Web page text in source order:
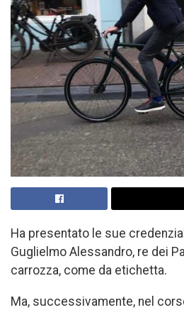
Ha presentato le sue
Guglielmo Alessandro, re dei
carrozza, come da etichetta.
Ma, successivamente, nel